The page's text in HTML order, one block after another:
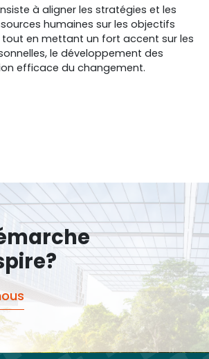
à aligner les stratégies et les
humaines sur les objectifs
en mettant un fort accent sur les
le développement des
efficace du changement.